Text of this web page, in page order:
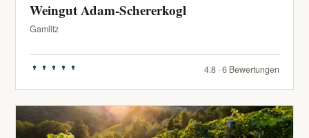
Weingut Adam-Schererkogl
Gamlitz
4.8 · 6 Bewertungen